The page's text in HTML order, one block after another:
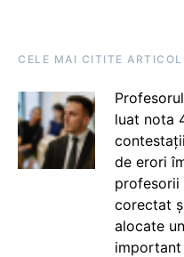
CELE MAI CITITE
luat nota
de erori
profesorii
corectat
alocate
important